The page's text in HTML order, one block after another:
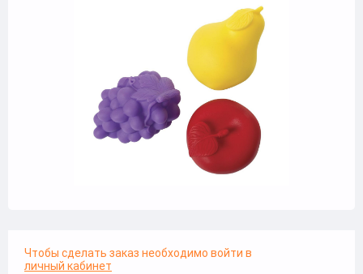
Чтобы сделать заказ необходимо войти в
личный кабинет